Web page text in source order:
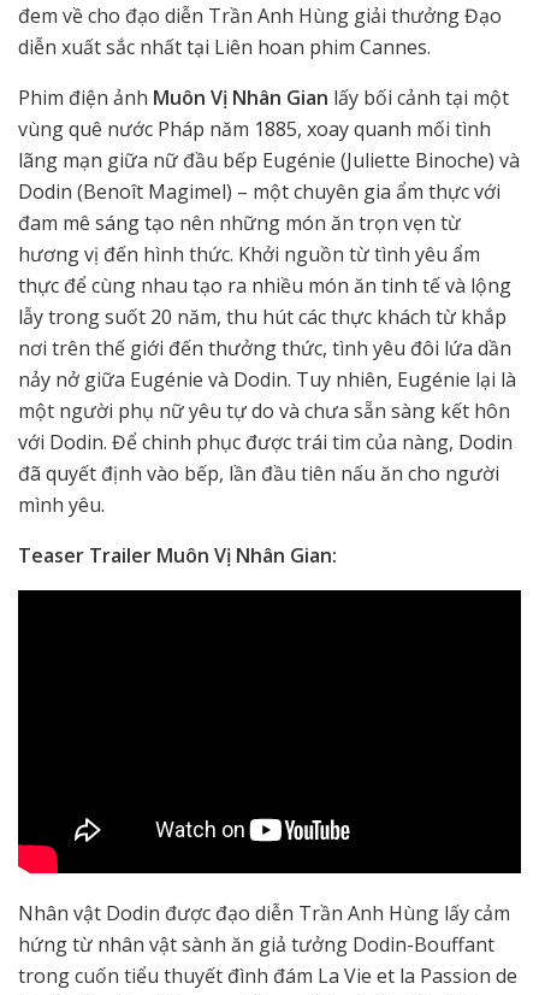
đem về cho đạo diễn Trần Anh Hùng giải thưởng Đạo
diễn xuất sắc nhất tại Liên hoan phim Cannes.
Phim điện ảnh Muôn Vị Nhân Gian lấy bối cảnh tại một
vùng quê nước Pháp năm 1885, xoay quanh mối tình
lãng mạn giữa nữ đầu bếp Eugénie (Juliette Binoche) và
Dodin (Benoît Magimel) – một chuyên gia ẩm thực với
đam mê sáng tạo nên những món ăn trọn vẹn từ
hương vị đến hình thức. Khởi nguồn từ tình yêu ẩm
thực để cùng nhau tạo ra nhiều món ăn tinh tế và lộng
lẫy trong suốt 20 năm, thu hút các thực khách từ khắp
nơi trên thế giới đến thưởng thức, tình yêu đôi lứa dần
nảy nở giữa Eugénie và Dodin. Tuy nhiên, Eugénie lại là
một người phụ nữ yêu tự do và chưa sẵn sàng kết hôn
với Dodin. Để chinh phục được trái tim của nàng, Dodin
đã quyết định vào bếp, lần đầu tiên nấu ăn cho người
mình yêu.
Teaser Trailer Muôn Vị Nhân Gian:
Nhân vật Dodin được đạo diễn Trần Anh Hùng lấy cảm
hứng từ nhân vật sành ăn giả tưởng Dodin-Bouffant
trong cuốn tiểu thuyết đình đám La Vie et la Passion de